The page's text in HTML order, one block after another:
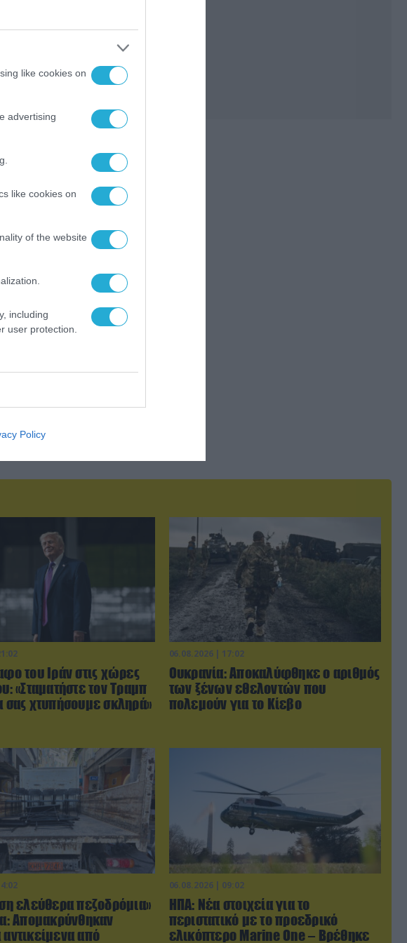
like cookies on
advertising
like cookies on
of the website
including
user protection.
Policy
του Ιράν στις χώρες
«Σταματήστε τον Τραμπ
σας χτυπήσουμε σκληρά»
06.08.2026 | 17:02
Ουκρανία: Αποκαλύφθηκε ο αριθμός
των ξένων εθελοντών που
πολεμούν για το Κίεβο
ελεύθερα πεζοδρόμια»
Απομακρύνθηκαν
από
06.08.2026 | 09:02
ΗΠΑ: Nέα στοιχεία για το
περιστατικό με το προεδρικό
ελικόπτερο Marine One – Βρέθηκε